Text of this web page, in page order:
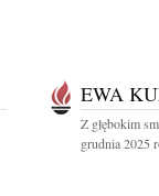
EWA
Z głębokim
grudnia 2025